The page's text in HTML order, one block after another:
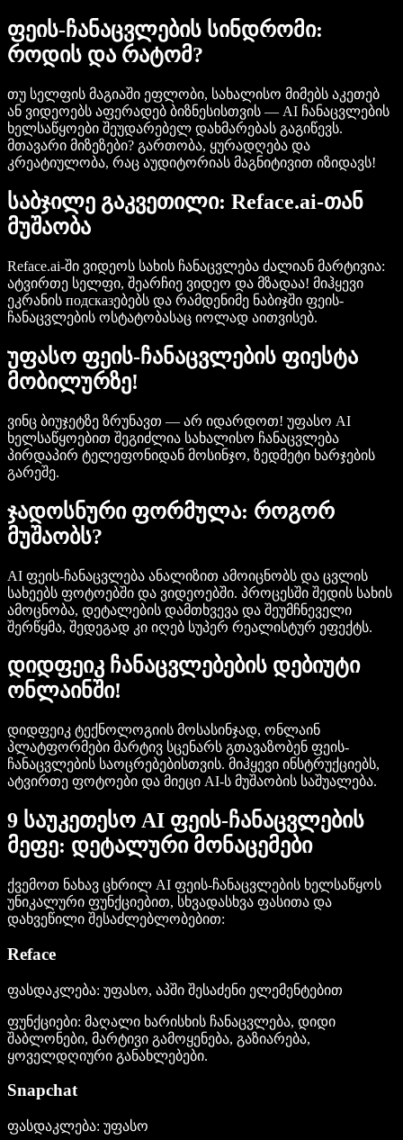
ფეის-ჩანაცვლების სინდრომი:
როდის და რატომ?
თუ სელფის მაგიაში ეფლობი, სახალისო მიმებს აკეთებ
ან ვიდეოებს აფერადებ ბიზნესისთვის — AI ჩანაცვლების
ხელსაწყოები შეუდარებელ დახმარებას გაგიწევს.
მთავარი მიზეზები? გართობა, ყურადღება და
კრეატიულობა, რაც აუდიტორიას მაგნიტივით იზიდავს!
საბჯილე გაკვეთილი: Reface.ai-თან
მუშაობა
Reface.ai-ში ვიდეოს სახის ჩანაცვლება ძალიან მარტივია:
ატვირთე სელფი, შეარჩიე ვიდეო და მზადაა! მიჰყევი
ეკრანის подсказებებს და რამდენიმე ნაბიჯში ფეის-
ჩანაცვლების ოსტატობასაც იოლად აითვისებ.
უფასო ფეის-ჩანაცვლების ფიესტა
მობილურზე!
ვინც ბიუჯეტზე ზრუნავთ — არ იდარდოთ! უფასო AI
ხელსაწყოებით შეგიძლია სახალისო ჩანაცვლება
პირდაპირ ტელეფონიდან მოსინჯო, ზედმეტი ხარჯების
გარეშე.
ჯადოსნური ფორმულა: როგორ
მუშაობს?
AI ფეის-ჩანაცვლება ანალიზით ამოიცნობს და ცვლის
სახეებს ფოტოებში და ვიდეოებში. პროცესში შედის სახის
ამოცნობა, დეტალების დამთხვევა და შეუმჩნეველი
შერწყმა, შედეგად კი იღებ სუპერ რეალისტურ ეფექტს.
დიდფეიკ ჩანაცვლებების დებიუტი
ონლაინში!
დიდფეიკ ტექნოლოგიის მოსასინჯად, ონლაინ
პლატფორმები მარტივ სცენარს გთავაზობენ ფეის-
ჩანაცვლების საოცრებებისთვის. მიჰყევი ინსტრუქციებს,
ატვირთე ფოტოები და მიეცი AI-ს მუშაობის საშუალება.
9 საუკეთესო AI ფეის-ჩანაცვლების
მეფე: დეტალური მონაცემები
ქვემოთ ნახავ ცხრილ AI ფეის-ჩანაცვლების ხელსაწყოს
უნიკალური ფუნქციებით, სხვადასხვა ფასითა და
დახვეწილი შესაძლებლობებით:
Reface
ფასდაკლება: უფასო, აპში შესაძენი ელემენტებით
ფუნქციები: მაღალი ხარისხის ჩანაცვლება, დიდი
შაბლონები, მარტივი გამოყენება, გაზიარება,
ყოველდღიური განახლებები.
Snapchat
ფასდაკლება: უფასო